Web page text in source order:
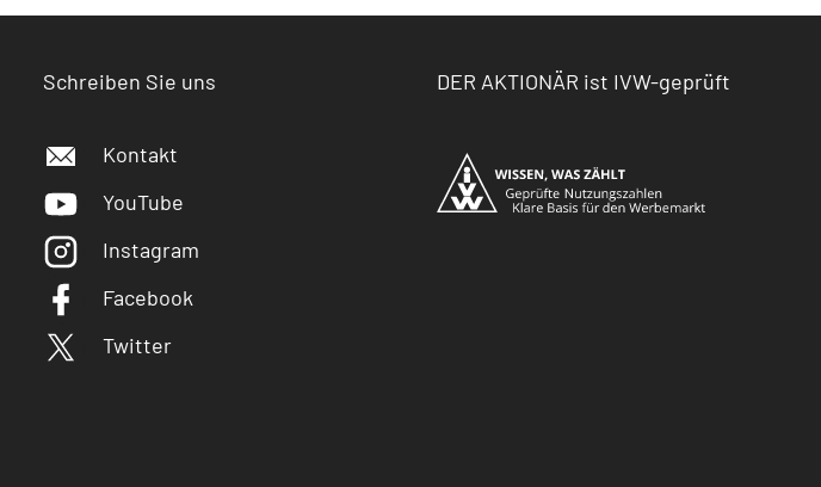
Schreiben Sie uns
Kontakt
YouTube
Instagram
Facebook
Twitter
DER AKTIONÄR ist IVW-geprüft